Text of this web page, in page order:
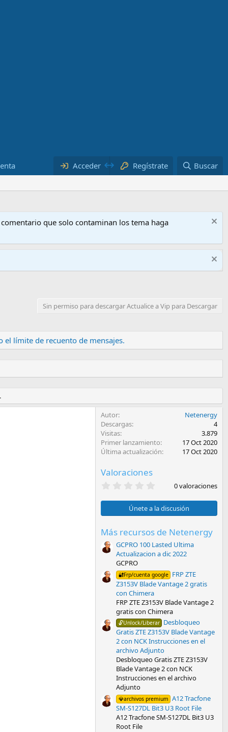
Acceder Regístrate Buscar
que solo contaminan los tema haga
Sin permiso para descargar Actualice a Vip para Descargar
el límite de recuento de mensajes.
Autor
Netenergy
Descargas
4
Visitas
3.879
Primer lanzamiento
17 Oct 2020
Última actualización
17 Oct 2020
Valoraciones
0
0
e
t
r
e
l
a
(
s
0 valoraciones
Únete a la discusión
Más recursos de Netenergy
GCPRO 100 Lasted Ultima
Actualizacion a dic 2022
GCPRO
🔐Frp/cuenta google FRP ZTE
Z3153V Blade Vantage 2 gratis
con Chimera
FRP ZTE Z3153V Blade Vantage 2
gratis con Chimera
🔓Unlock/Liberar Desbloqueo
Gratis ZTE Z3153V Blade Vantage
2 con NCK Instrucciones en el
archivo Adjunto
Desbloqueo Gratis ZTE Z3153V
Blade Vantage 2 con NCK
Instrucciones en el archivo
Adjunto
💎archivos premium A12 Tracfone
SM-S127DL Bit3 U3 Root File
A12 Tracfone SM-S127DL Bit3 U3
Root File